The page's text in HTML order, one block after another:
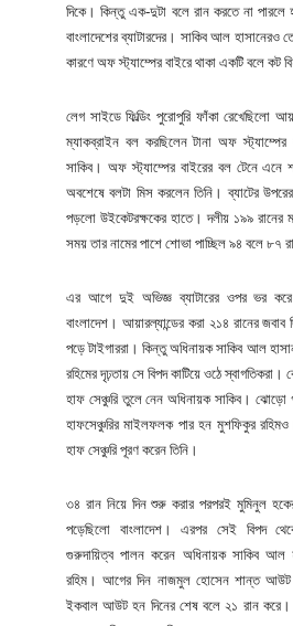
দিকে। কিন্তু এক-দুটা বলে রান করতে না পারলে
বাংলাদেশের ব্যাটারদের। সাকিব আল হাসানেরও
কারণে অফ স্ট্যাম্পের বাইরে থাকা একটি বলে কট
লেগ সাইডে ফিল্ডিং পুরোপুরি ফাঁকা রেখেছিলো
ম্যাকব্রাইন বল করছিলেন টানা অফ
সাকিব। অফ স্ট্যাম্পের বাইরের বল টেনে এনে
অবশেষে বলটা মিস করলেন তিনি। ব্যাটের
পড়লো উইকেটরক্ষকের হাতে। দলীয় ১৯৯
সময় তার নামের পাশে শোভা পাচ্ছিল ৯৪ বলে ৮৭
এর আগে দুই অভিজ্ঞ ব্যাটারের ওপর ভর করে
বাংলাদেশ। আয়ারল্যান্ডের করা ২১৪ রানের জবাব
পড়ে টাইগাররা। কিন্তু অধিনায়ক সাকিব আল
রহিমের দৃঢ়তায় সে বিপদ কাটিয়ে ওঠে
হাফ সেঞ্চুরি তুলে নেন অধিনায়ক সাকিব। ঝোড়ো
হাফসেঞ্চুরির মাইলফলক পার হন মুশফিকুর
হাফ সেঞ্চুরি পূরণ করেন তিনি।
৩৪ রান নিয়ে দিন শুরু করার পরপরই মুমিনুল
পড়েছিলো বাংলাদেশ। এরপর সেই বিপদ
গুরুদায়িত্ব পালন করেন অধিনায়ক সাকিব আল
রহিম। আগের দিন নাজমুল হোসেন শান্ত আউট
ইকবাল আউট হন দিনের শেষ বলে ২১ রান করে।